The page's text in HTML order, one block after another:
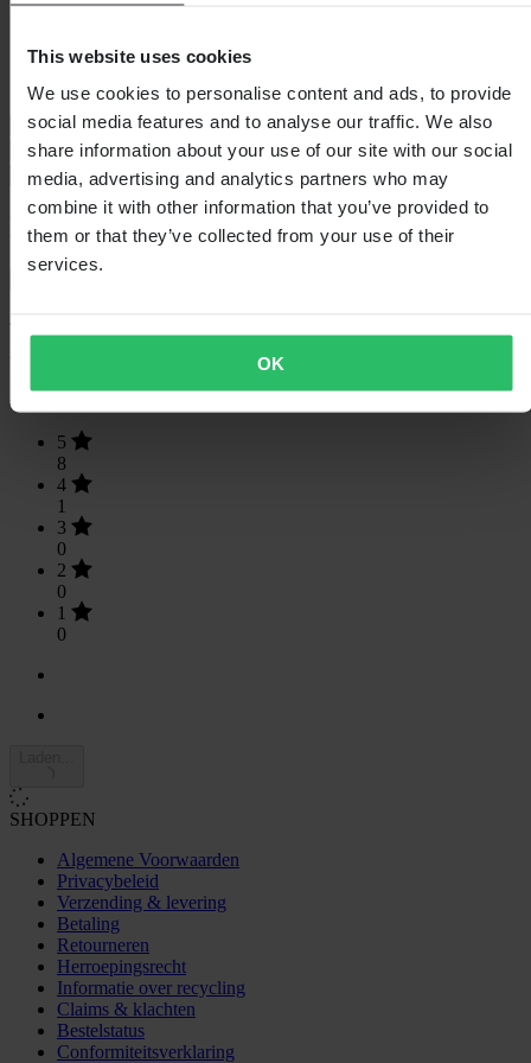
This website uses cookies
We use cookies to personalise content and ads, to provide
social media features and to analyse our traffic. We also
share information about your use of our site with our social
media, advertising and analytics partners who may
combine it with other information that you’ve provided to
them or that they’ve collected from your use of their
services.
OK
Kledingmaat28
Verpakkingsbreedte
Maattabel
Verzending & retouren
Veiligheidsinformatie
Klantenbeoordelingen (9)
4.89
Gebaseerd op 9 beoordelingen
5
8
4
1
3
0
2
0
1
0
SHOPPEN
Algemene Voorwaarden
Privacybeleid
Verzending & levering
Betaling
Retourneren
Herroepingsrecht
Informatie over recycling
Claims & klachten
Bestelstatus
Conformiteitsverklaring